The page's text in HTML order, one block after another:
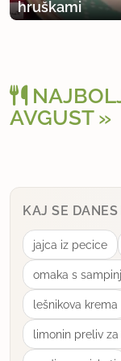
hruškami
AVGUST
Polnjena
KAJ SE
jajca iz pecice
omaka s
lešnikova krema
limonin preliv